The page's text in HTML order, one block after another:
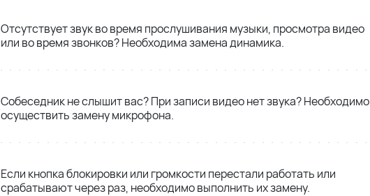
Отсутствует звук во время прослушивания музыки, просмотра видео
или во время звонков? Необходима замена динамика.
Собеседник не слышит вас? При записи видео нет звука? Необходимо
осуществить замену микрофона.
Если кнопка блокировки или громкости перестали работать или
срабатывают через раз, необходимо выполнить их замену.